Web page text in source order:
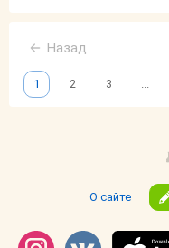
Назад
1 2 3 ...
О сайте